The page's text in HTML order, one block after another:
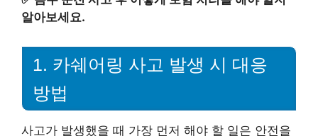
알아보세요.
1. 카쉐어링 사고 발생 시 대응
방법
사고가 발생했을 때 가장 먼저 해야 할 일은 안전을